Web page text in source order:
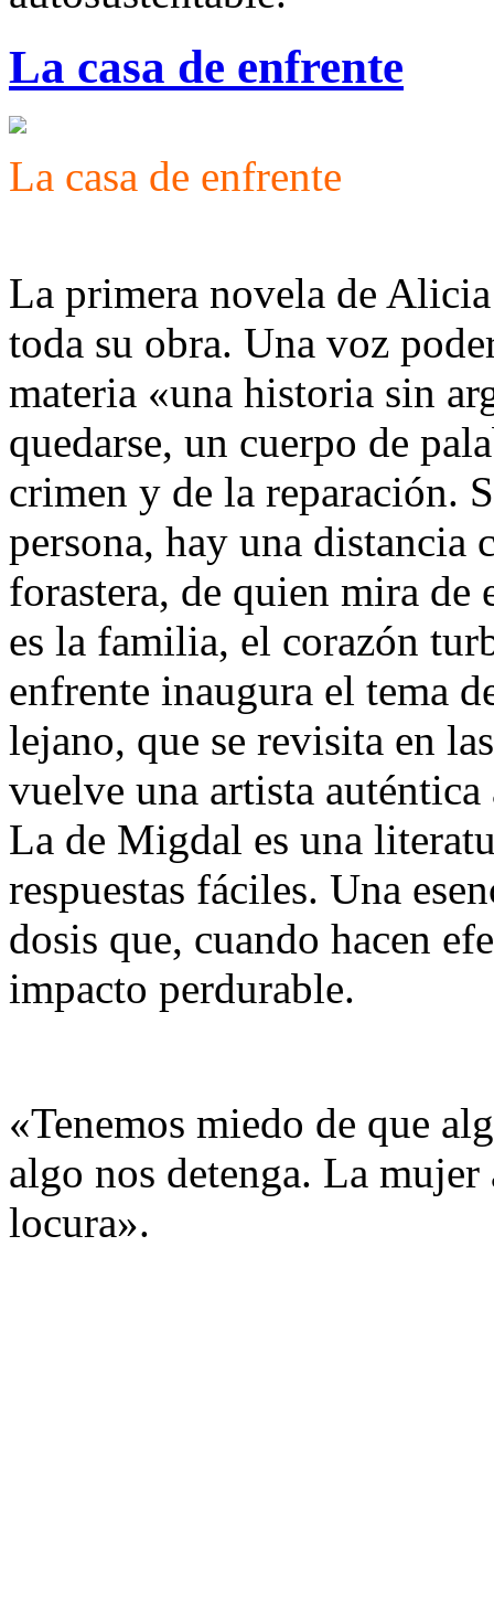
La casa de enfrente
La casa de enfrente
La primera novela de
toda su obra. Una voz
materia «una historia sin
quedarse, un cuerpo de
crimen y de la reparación.
persona, hay una
forastera, de quien mira de
es la familia, el corazón
enfrente inaugura el tema
lejano, que se revisita en
vuelve una artista
La de Migdal es una
respuestas fáciles. Una
dosis que, cuando hacen
impacto perdurable.
«Tenemos miedo de que
algo nos detenga. La
locura».